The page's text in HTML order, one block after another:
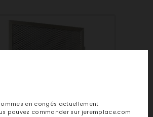
en congés actuellement
pouvez commander sur jeremplace.com